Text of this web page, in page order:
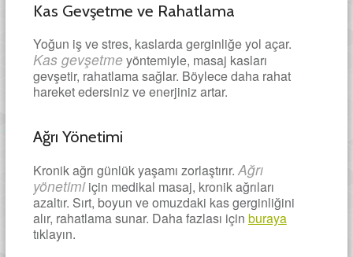
Kas Gevşetme ve Rahatlama
Yoğun iş ve stres, kaslarda gerginliğe yol açar.
Kas gevşetmeyöntemiyle, masaj kasları
gevşetir, rahatlama sağlar. Böylece daha rahat
hareket edersiniz ve enerjiniz artar.
Ağrı Yönetimi
Kronik ağrı günlük yaşamı zorlaştırır.Ağrı
yönetimiiçin medikal masaj, kronik ağrıları
azaltır. Sırt, boyun ve omuzdaki kas gerginliğini
alır, rahatlama sunar. Daha fazlası için buraya
tıklayın.